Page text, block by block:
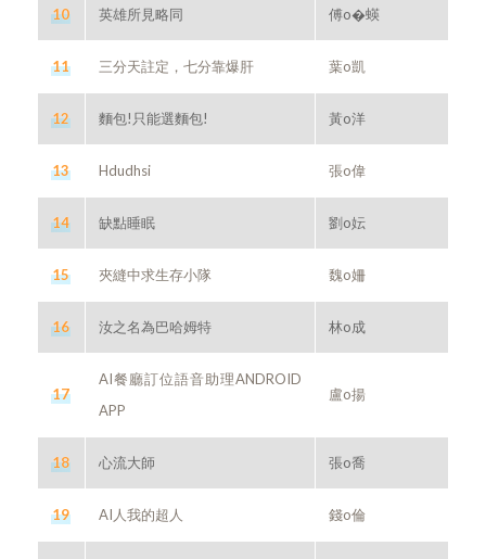
10 英雄所見略同 傅o�蝧
11 三分天註定，七分靠爆肝 葉o凱
12 麵包!只能選麵包! 黃o洋
13 Hdudhsi 張o偉
14 缺點睡眠 劉o妘
15 夾縫中求生存小隊 魏o姍
16 汝之名為巴哈姆特 林o成
17
AI餐廳訂位語音助理ANDROID
APP
盧o揚
18 心流大師 張o喬
19 AI人我的超人 錢o倫